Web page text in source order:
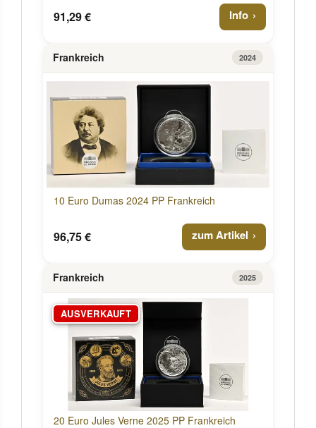
91,29 € Info
Frankreich 2024
10 Euro Dumas 2024 PP Frankreich
96,75 € zum Artikel
Frankreich 2025
AUSVERKAUFT
20 Euro Jules Verne 2025 PP Frankreich